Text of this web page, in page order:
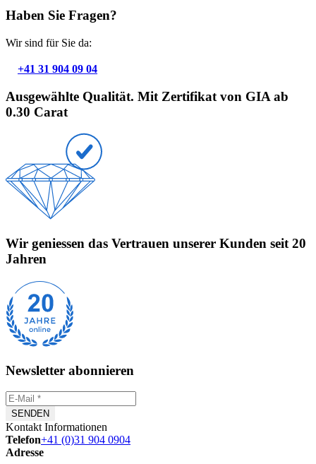
Haben Sie Fragen?
Wir sind für Sie da:
+41 31 904 09 04
Ausgewählte Qualität. Mit Zertifikat von GIA ab
0.30 Carat
Wir geniessen das Vertrauen unserer Kunden seit 20
Jahren
Newsletter abonnieren
Kontakt Informationen
Telefon+41 (0)31 904 0904
Adresse